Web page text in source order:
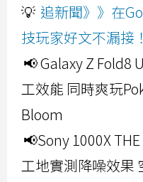
💡 追新聞》》在
技玩家好文不漏接！
📢 Galaxy Z Fold8
工效能 同時爽玩
Bloom
📢Sony 1000X THE
工地實測降噪效果